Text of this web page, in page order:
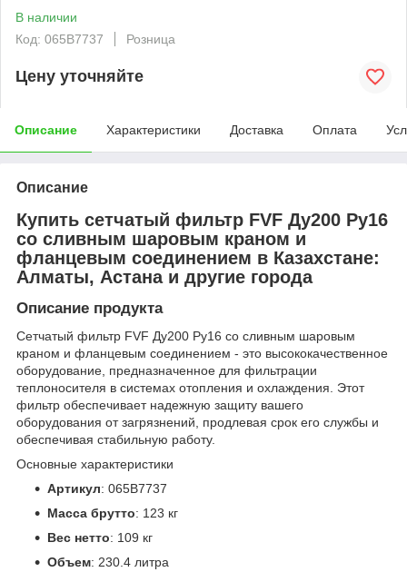
В наличии
Код: 065B7737
Розница
Цену уточняйте
Описание Характеристики Доставка Оплата
Описание
Купить сетчатый фильтр FVF Ду200 Ру16
со сливным шаровым краном и
фланцевым соединением в Казахстане:
Алматы, Астана и другие города
Описание продукта
Сетчатый фильтр FVF Ду200 Ру16 со сливным шаровым
краном и фланцевым соединением - это высококачественное
оборудование, предназначенное для фильтрации
теплоносителя в системах отопления и охлаждения. Этот
фильтр обеспечивает надежную защиту вашего
оборудования от загрязнений, продлевая срок его службы и
обеспечивая стабильную работу.
Основные характеристики
Артикул: 065B7737
Масса брутто: 123 кг
Вес нетто: 109 кг
Объем: 230.4 литра